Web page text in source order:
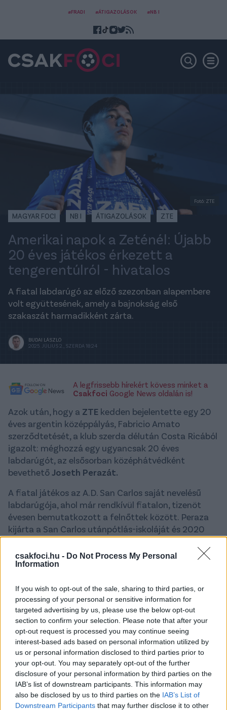
csakfoci.hu - Do Not Process My Personal
Information
If you wish to opt-out of the sale, sharing to third parties, or
processing of your personal or sensitive information for
targeted advertising by us, please use the below opt-out
section to confirm your selection. Please note that after your
opt-out request is processed you may continue seeing
interest-based ads based on personal information utilized by
us or personal information disclosed to third parties prior to
your opt-out. You may separately opt-out of the further
disclosure of your personal information by third parties on the
IAB’s list of downstream participants. This information may
also be disclosed by us to third parties on the IAB’s List of
Downstream Participants that may further disclose it to other
#FRADI #ÁTIGAZOLÁSOK #NB I
Fotó: ZTE
MAGYAR FOCI NB I ÁTIGAZOLÁSOK ZTE
Amerikai napok a Zeténél: Újabb
20 éves játékos érkezett a
tengerentúlról - hivatalos
A fiatal labdarúgó az előző szezonban alapembere
volt együttesének, amely a bajnokság első
szakaszát harmadikként zárta.
BUDAI LÁSZLÓ
2025. JÚLIUS 2., SZERDA 18:24
A legfrissebb hírekért kövess minket a
Csakfoci Google News oldalán is!
Azok után, hogy a ZTE kedden bejelentette egy 20
éves argentin középpályás, Fabricio Amato
szerződtetését, a klub szerda délután Costa Ricából
igazolt: méghozzá egy ugyancsak 20 éves
labdarúgót, az elsősorban középhátvédként
bevethetőJoseth Perazát.
A fiatal játékos az A.D. San Carlos saját nevelésű
labdarúgója, ahol már rendkívül fiatalon, tizenöt
évesen bemutatkozott a felnőttek között. Peraza
kijárta a San Carlos utánpótlás-iskoláját és 2020
decemberében debütált az élvonalban. Azóta
fokozatosan egyre több játéklehetőséget kapott,
előző szezonban már alapember volt a San
bajnoki idény „Apertura”, azaz első szakaszában.
A jobblábas hátvéd szerepelt Costa Rica U15-ös,
U17-es és U20-as válogatottjában, és2025-ben
már a felnőttek közé is behívták, lehetőséghez
azonban még nem jutott, így továbbra is várja
debütálását a felnőtt nemzeti tizenegyben.
Az új igazolás labdabiztos játéka miatt szükség
esetén
akár védekező középpályásként is
bevethető- írja a zalaiak klubhonlapja.Joseth